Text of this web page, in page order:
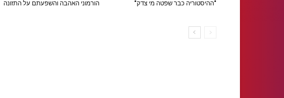
"ההיסטוריה כבר שפטה מי צדק"
הורמוני האהבה והשפעתם על התזונה